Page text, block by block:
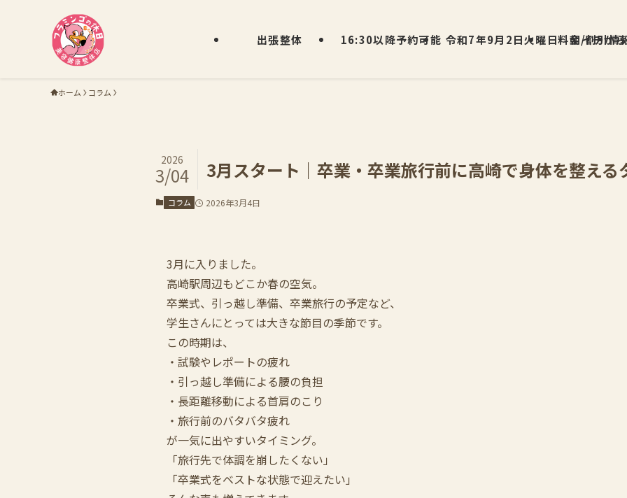
出張整体 16:30以降予約可能 令和7年9月2日火曜日 朝イチか
料金/割引情
ホーム コラム
3月スタート｜卒業・卒業旅行前に高崎で身体を整える
2026
3/04
コラム 2026年3月4日
3月に入りました。
高崎駅周辺もどこか春の空気。
卒業式、引っ越し準備、卒業旅行の予定など、
学生さんにとっては大きな節目の季節です。
この時期は、
・試験やレポートの疲れ
・引っ越し準備による腰の負担
・長距離移動による首肩のこり
・旅行前のバタバタ疲れ
が一気に出やすいタイミング。
「旅行先で体調を崩したくない」
「卒業式をベストな状態で迎えたい」